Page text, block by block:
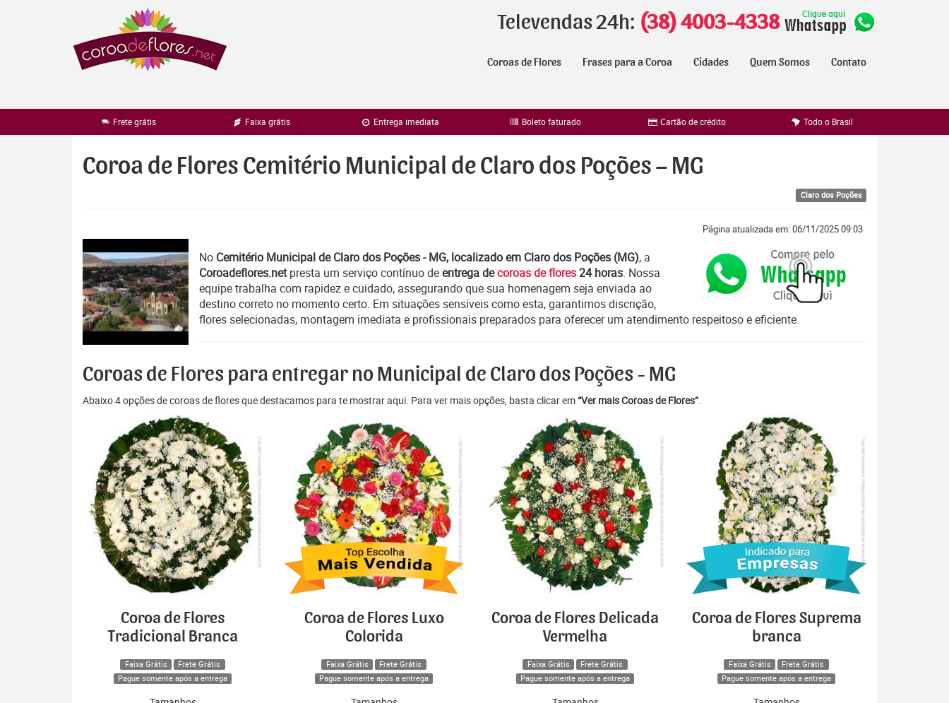
Televendas 24h: (38) 4003-4338
Coroas de Flores Frases para a Coroa Cidades Quem Somos Contato
Frete grátis Faixa grátis Entrega imediata Boleto faturado Cartão de crédito Todo o Brasil
Coroa de Flores Cemitério Municipal de Claro dos Poções – MG
Claro dos Poções
Página atualizada em: 06/11/2025 09:03
No Cemitério Municipal de Claro dos Poções - MG, localizado em Claro dos Poções (MG), a
Coroadeflores.netpresta um serviço contínuo deentrega decoroas de flores24 horas. Nossa
equipe trabalha com rapidez e cuidado, assegurando que sua homenagem seja enviada ao
destino correto no momento certo. Em situações sensíveis como esta, garantimos discrição,
flores selecionadas, montagem imediata e profissionais preparados para oferecer um atendimento respeitoso e eficiente.
Coroas de Flores para entregar no Municipal de Claro dos Poções - MG
Abaixo 4 opções de coroas de flores que destacamos para te mostrar aqui. Para ver mais opções, basta clicar em“Ver mais Coroas de Flores”.
Coroa de Flores
Tradicional Branca
Faixa Grátis
Frete Grátis
Pague somente após a entrega
Coroa de Flores Luxo
Colorida
Faixa Grátis
Frete Grátis
Pague somente após a entrega
Coroa de Flores Delicada
Vermelha
Faixa Grátis
Frete Grátis
Pague somente após a entrega
Coroa de Flores Suprema
branca
Faixa Grátis
Frete Grátis
Pague somente após a entrega